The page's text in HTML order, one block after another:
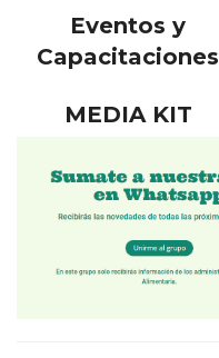
Eventos y
Capacitaciones
MEDIA KIT